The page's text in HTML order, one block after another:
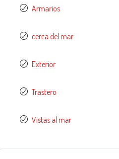
Armarios
cerca del mar
Exterior
Trastero
Vistas al mar